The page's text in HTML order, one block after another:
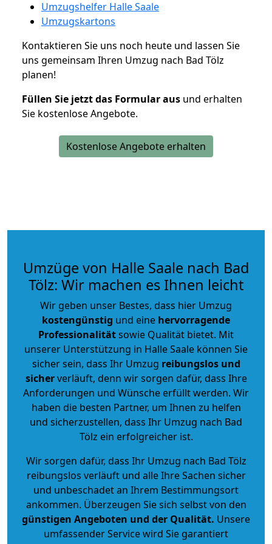
Umzugshelfer Halle Saale
Umzugskartons
Kontaktieren Sie uns noch heute und lassen Sie
uns gemeinsam Ihren Umzug nach Bad Tölz
planen!
Füllen Sie jetzt das Formular aus und erhalten
Sie kostenlose Angebote.
Kostenlose Angebote erhalten
Umzüge von Halle Saale nach Bad
Tölz: Wir machen es Ihnen leicht
Wir geben unser Bestes, dass hier Umzug
kostengünstig und eine hervorragende
Professionalitätsowie Qualität bietet. Mit
unserer Unterstützung in Halle Saale können Sie
sicher sein, dass Ihr Umzug reibungslos und
sicherverläuft, denn wir sorgen dafür, dass Ihre
Anforderungen und Wünsche erfüllt werden. Wir
haben die besten Partner, um Ihnen zu helfen
und sicherzustellen, dass Ihr Umzug nach Bad
Tölz ein erfolgreicher ist.
Wir sorgen dafür, dass Ihr Umzug nach Bad Tölz
reibungslos verläuft und alle Ihre Sachen sicher
und unbeschadet an Ihrem Bestimmungsort
ankommen. Überzeugen Sie sich selbst von den
günstigen Angeboten und der Qualität. Unsere
umfassender Service wird Sie garantiert